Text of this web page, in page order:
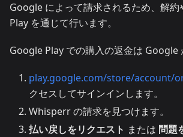
Google によって請求されるため、解
Play を通じて行います。
Google Play での購入の返金は Google
play.google.com/store/account/
クセスしてサインインします。
Whisperr の請求を見つけます。
払い戻しをリクエスト または 問題